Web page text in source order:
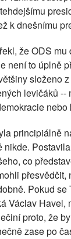
k dnešnímu
že ODS mu
není to úplně
složeno
levičáků --
nebo
principiálně
nikde.
co
přesvědčit,
Pokud se
Václav Havel,
proto, že
zase po